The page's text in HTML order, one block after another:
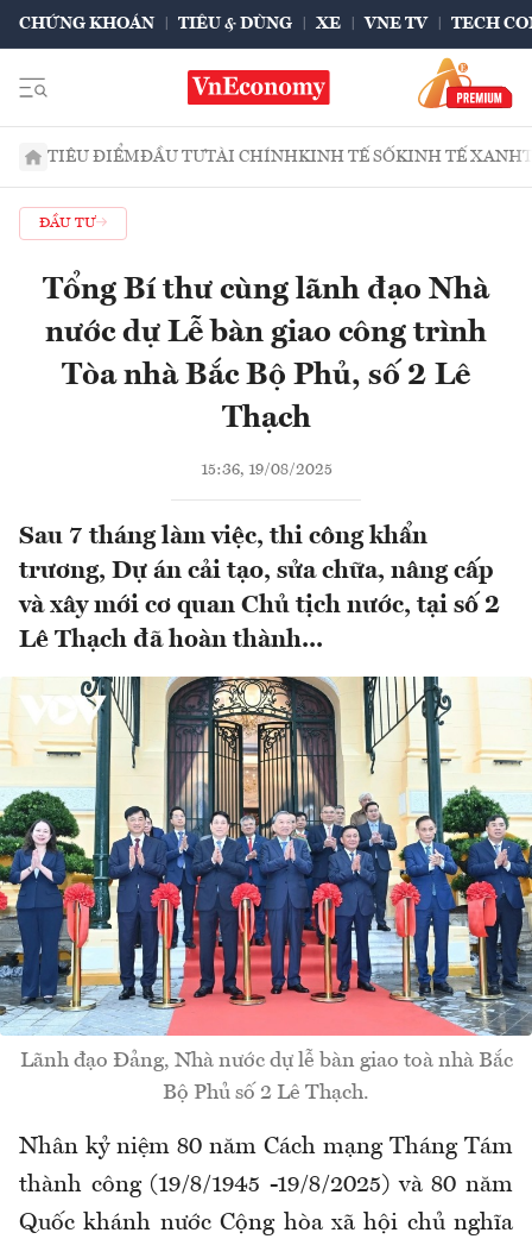
CHỨNG KHOÁN TIÊU & DÙNG XE VNE TV TECH
TIÊU ĐIỂMĐẦU TƯTÀI CHÍNHKINH TẾ SỐKINH TẾ XANH
ĐẦU TƯ
Tổng Bí thư cùng lãnh đạo Nhà
nước dự Lễ bàn giao công trình
Tòa nhà Bắc Bộ Phủ, số 2 Lê
Thạch
15:36, 19/08/2025
Sau 7 tháng làm việc, thi công khẩn
trương, Dự án cải tạo, sửa chữa, nâng cấp
và xây mới cơ quan Chủ tịch nước, tại số 2
Lê Thạch đã hoàn thành...
Lãnh đạo Đảng, Nhà nước dự lễ bàn giao toà nhà Bắc
Bộ Phủ số 2 Lê Thạch.
Nhân kỷ niệm 80 năm Cách mạng Tháng Tám
thành công (19/8/1945 -19/8/2025) và 80 năm
Quốc khánh nước Cộng hòa xã hội chủ nghĩa